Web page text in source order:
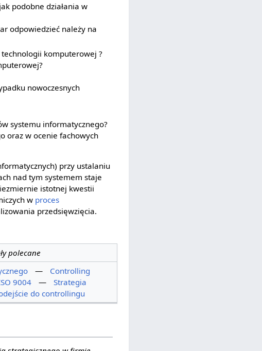
podobne działania w
odpowiedzieć należy na
komputerowej ?
nowoczesnych
systemu informatycznego?
oraz w ocenie fachowych
przy ustalaniu
nad tym systemem staje
istotnej kwestii
w proces
przedsięwzięcia.
polecane
—
Controlling
9004 —
Strategia
do controllingu